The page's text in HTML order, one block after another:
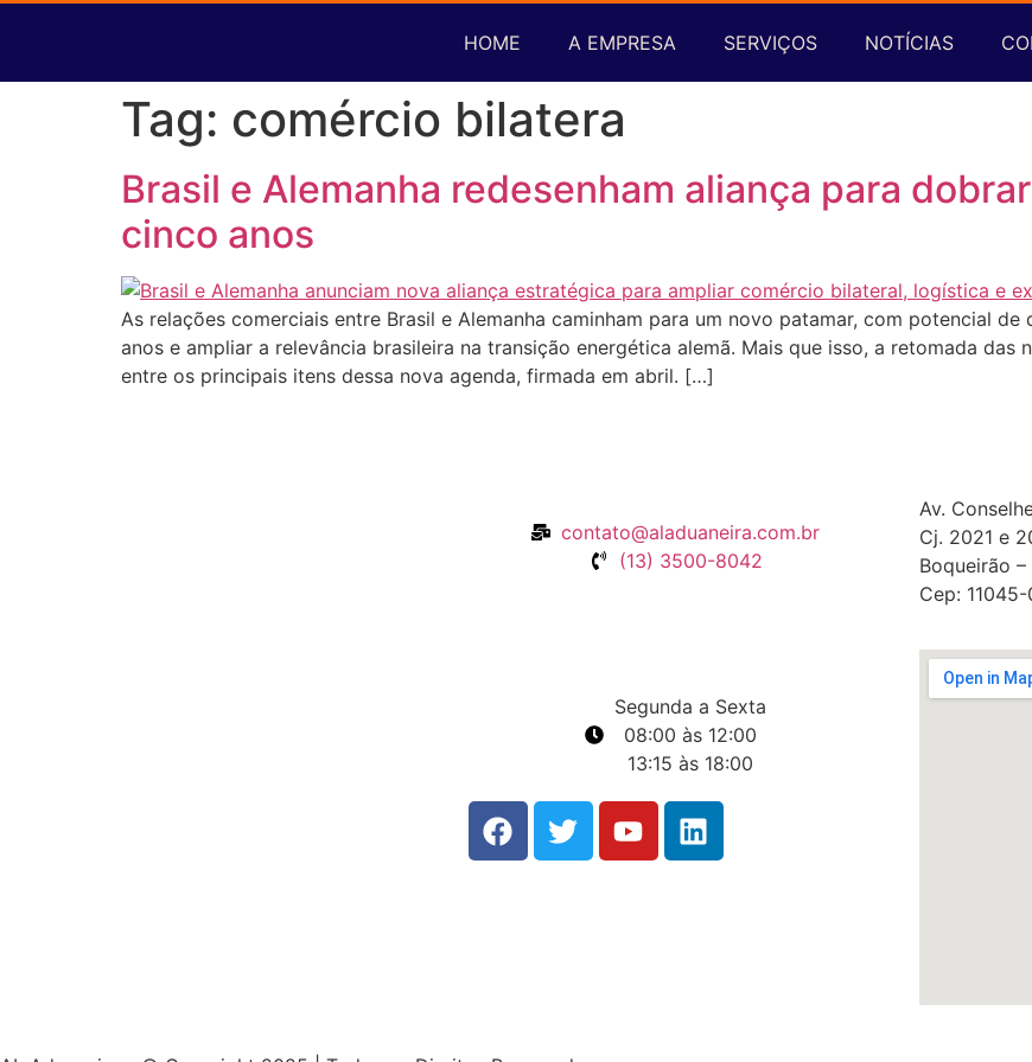
HOME A EMPRESA SERVIÇOS NOTÍCIAS
Tag: comércio bilatera
Brasil e Alemanha redesenham aliança para
cinco anos
As relações comerciais entre Brasil e Alemanha caminham para um novo patamar, com potencial
anos e ampliar a relevância brasileira na transição energética alemã. Mais que isso, a retomada
entre os principais itens dessa nova agenda, firmada em abril. […]
contato@aladuaneira.com.br
(13) 3500-8042
Segunda a Sexta
08:00 às 12:00
13:15 às 18:00
Av.
Cj. 2021 e
Boqueirão –
Cep: